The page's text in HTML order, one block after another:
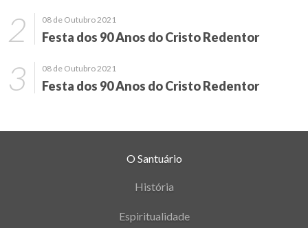
08 de Outubro 2021
Festa dos 90 Anos do Cristo Redentor
08 de Outubro 2021
Festa dos 90 Anos do Cristo Redentor
O Santuário
História
Espiritualidade